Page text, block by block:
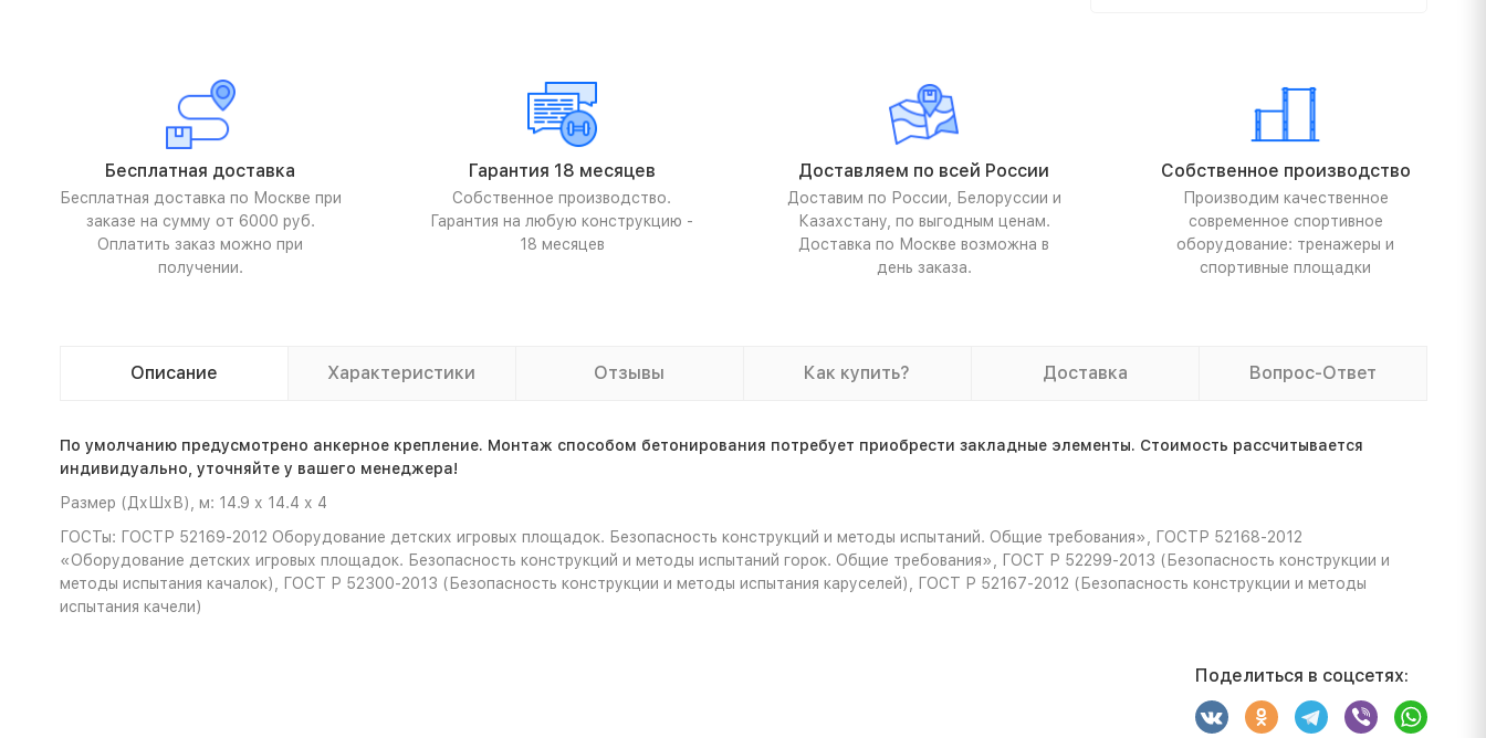
Бесплатная доставка
Бесплатная доставка по Москве при
заказе на сумму от 6000 руб.
Оплатить заказ можно при
получении.
Гарантия 18 месяцев
Собственное производство.
Гарантия на любую конструкцию -
18 месяцев
Доставляем по всей России
Доставим по России, Белоруссии и
Казахстану, по выгодным ценам.
Доставка по Москве возможна в
день заказа.
Собственное производство
Производим качественное
современное спортивное
оборудование: тренажеры и
спортивные площадки
Описание Характеристики Отзывы Как купить? Доставка Вопрос-Ответ
По умолчанию предусмотрено анкерное крепление. Монтаж способом бетонирования потребует приобрести закладные элементы. Стоимость расcчитывается
индивидуально, уточняйте у вашего менеджера!
Размер (ДхШхВ), м: 14.9 х 14.4 х 4
ГОСТы: ГОСТР 52169-2012 Оборудование детских игровых площадок. Безопасность конструкций и методы испытаний. Общие требования», ГОСТР 52168-2012
«Оборудование детских игровых площадок. Безопасность конструкций и методы испытаний горок. Общие требования», ГОСТ Р 52299-2013 (Безопасность конструкции и
методы испытания качалок), ГОСТ Р 52300-2013 (Безопасность конструкции и методы испытания каруселей), ГОСТ Р 52167-2012 (Безопасность конструкции и методы
испытания качели)
Поделиться в соцсетях: